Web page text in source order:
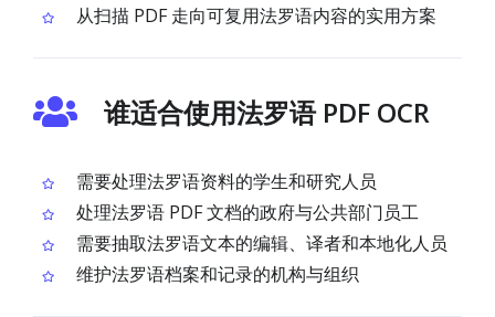
从扫描 PDF 走向可复用法罗语内容的实用方案
谁适合使用法罗语 PDF OCR
需要处理法罗语资料的学生和研究人员
处理法罗语 PDF 文档的政府与公共部门员工
需要抽取法罗语文本的编辑、译者和本地化人员
维护法罗语档案和记录的机构与组织